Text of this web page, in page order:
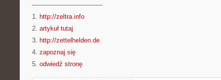
———————————
1. http://zeltra.info
2. artykuł tutaj
3. http://zettelhelden.de
4. zapoznaj się
5. odwiedź stronę